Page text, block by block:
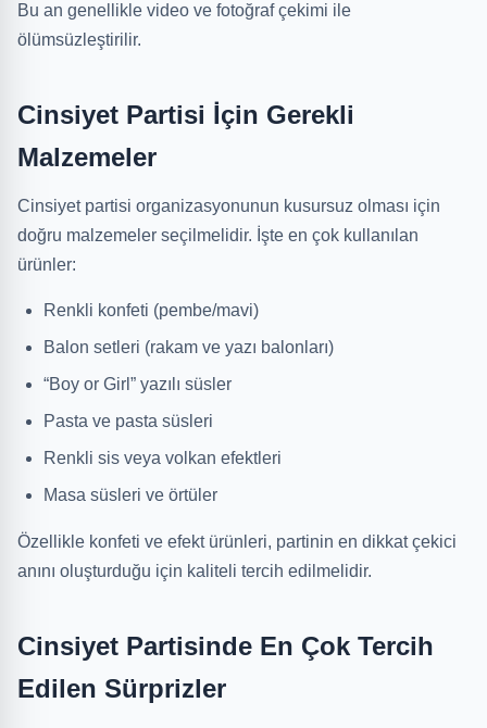
Bu an genellikle video ve fotoğraf çekimi ile
ölümsüzleştirilir.
Cinsiyet Partisi İçin Gerekli
Malzemeler
Cinsiyet partisi organizasyonunun kusursuz olması için
doğru malzemeler seçilmelidir. İşte en çok kullanılan
ürünler:
Renkli konfeti (pembe/mavi)
Balon setleri (rakam ve yazı balonları)
“Boy or Girl” yazılı süsler
Pasta ve pasta süsleri
Renkli sis veya volkan efektleri
Masa süsleri ve örtüler
Özellikle konfeti ve efekt ürünleri, partinin en dikkat çekici
anını oluşturduğu için kaliteli tercih edilmelidir.
Cinsiyet Partisinde En Çok Tercih
Edilen Sürprizler